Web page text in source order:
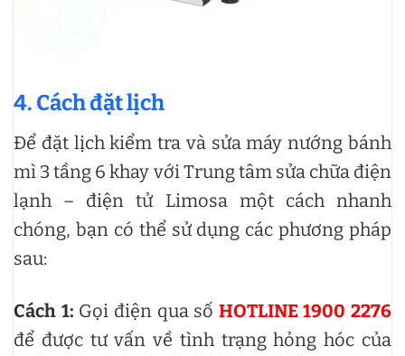
4. Cách đặt lịch
Để đặt lịch kiểm tra và sửa máy nướng bánh
mì 3 tầng 6 khay với Trung tâm sửa chữa điện
lạnh – điện tử Limosa một cách nhanh
chóng, bạn có thể sử dụng các phương pháp
sau:
Cách 1: Gọi điện qua số HOTLINE 1900 2276
để được tư vấn về tình trạng hỏng hóc của